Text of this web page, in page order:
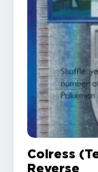
Colress
Reverse